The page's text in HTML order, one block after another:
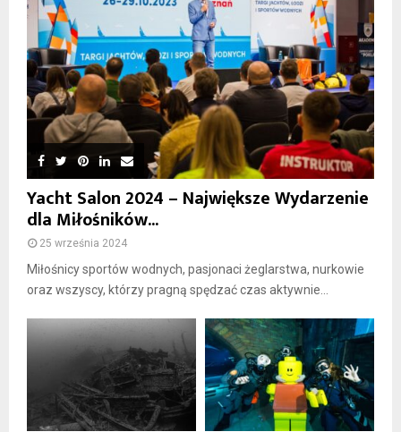
Yacht Salon 2024 – Największe Wydarzenie
dla Miłośników...
25 września 2024
Miłośnicy sportów wodnych, pasjonaci żeglarstwa, nurkowie
oraz wszyscy, którzy pragną spędzać czas aktywnie...